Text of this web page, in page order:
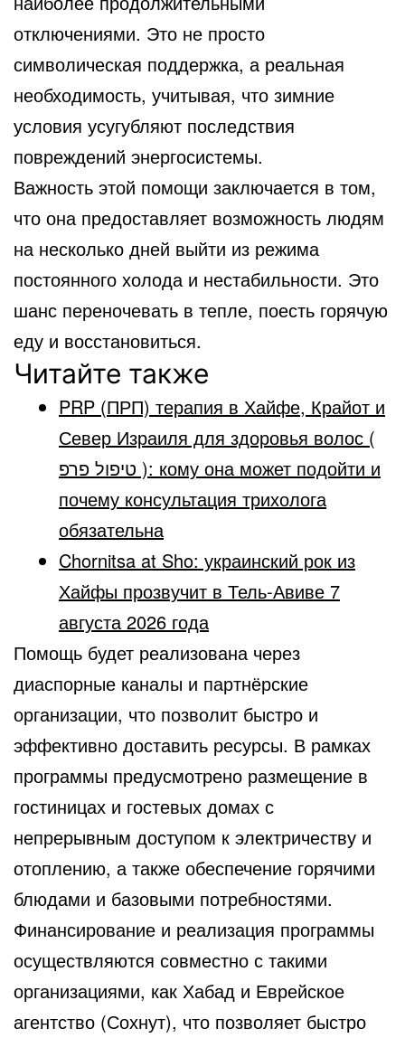
отключениями. Это не просто
символическая поддержка, а реальная
необходимость, учитывая, что зимние
условия усугубляют последствия
повреждений энергосистемы.
Важность этой помощи заключается в том,
что она предоставляет возможность людям
на несколько дней выйти из режима
постоянного холода и нестабильности. Это
шанс переночевать в тепле, поесть горячую
еду и восстановиться.
Читайте также
PRP (ПРП) терапия в Хайфе, Крайот и
Север Израиля для здоровья волос (
טיפול פרפ ): кому она может подойти и
почему консультация трихолога
обязательна
Chornitsa at Sho: украинский рок из
Хайфы прозвучит в Тель-Авиве 7
августа 2026 года
Помощь будет реализована через
диаспорные каналы и партнёрские
организации, что позволит быстро и
эффективно доставить ресурсы. В рамках
программы предусмотрено размещение в
гостиницах и гостевых домах с
непрерывным доступом к электричеству и
отоплению, а также обеспечение горячими
блюдами и базовыми потребностями.
Финансирование и реализация программы
осуществляются совместно с такими
организациями, как Хабад и Еврейское
агентство (Сохнут), что позволяет быстро